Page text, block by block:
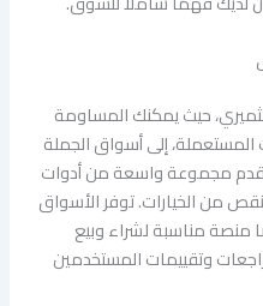
حيث يمكنك المساومة
إلى أسواق الجملة
مجموعة واسعة من أدوات
نقص من الخيارات. توفر الأسواق
منصة مناسبة لشراء وبيع
وتقييمات المستخدمين